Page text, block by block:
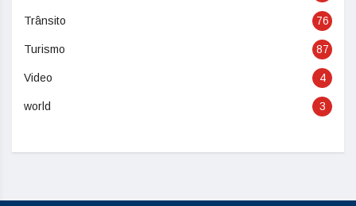
Trânsito 76
Turismo 87
Video 4
world 3